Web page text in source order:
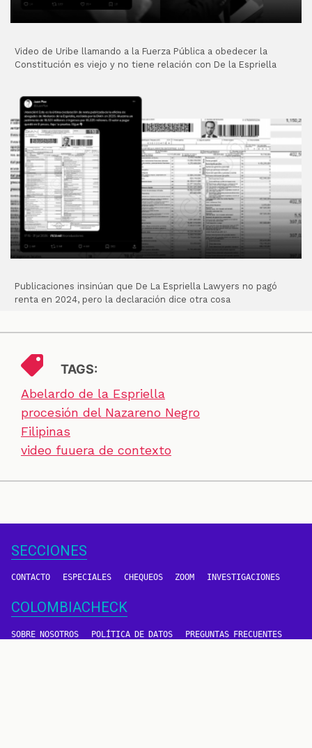
Video de Uribe llamando a la Fuerza Pública a obedecer la
Constitución es viejo y no tiene relación con De la Espriella
Publicaciones insinúan que De La Espriella Lawyers no pagó
renta en 2024, pero la declaración dice otra cosa
TAGS:
Abelardo de la Espriella
procesión del Nazareno Negro
Filipinas
video fuuera de contexto
SECCIONES
CONTACTO ESPECIALES CHEQUEOS ZOOM INVESTIGACIONES
COLOMBIACHECK
SOBRE NOSOTROS POLÍTICA DE DATOS PREGUNTAS FRECUENTES